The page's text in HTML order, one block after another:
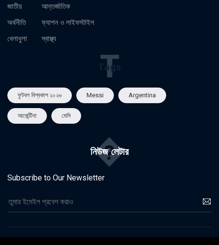
জাতীয়
অর্থনীতি
খেলাধুলা
আন্তর্জাতিক
ফ্যাশন ও লাইফস্টাইল
স্বাস্থ্য
Tags
T
ফুটবল বিশ্বকাপ ২০২৬ Messi Argentina
আর্জেন্টিনা মেসি
নিউজ লেটার
�
Subscribe to Our Newsletter